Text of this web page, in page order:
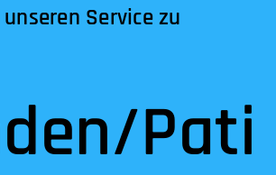
Service zu
Pati